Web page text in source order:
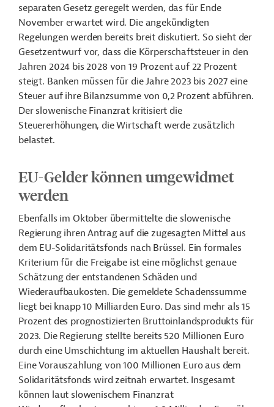
separaten Gesetz geregelt werden, das für Ende
November erwartet wird. Die angekündigten
Regelungen werden bereits breit diskutiert. So sieht der
Gesetzentwurf vor, dass die Körperschaftsteuer in den
Jahren 2024 bis 2028 von 19 Prozent auf 22 Prozent
steigt. Banken müssen für die Jahre 2023 bis 2027 eine
Steuer auf ihre Bilanzsumme von 0,2 Prozent abführen.
Der slowenische Finanzrat kritisiert die
Steuererhöhungen, die Wirtschaft werde zusätzlich
belastet.
EU-Gelder können umgewidmet
werden
Ebenfalls im Oktober übermittelte die slowenische
Regierung ihren Antrag auf die zugesagten Mittel aus
dem EU-Solidaritätsfonds nach Brüssel. Ein formales
Kriterium für die Freigabe ist eine möglichst genaue
Schätzung der entstandenen Schäden und
Wiederaufbaukosten. Die gemeldete Schadenssumme
liegt bei knapp 10 Milliarden Euro. Das sind mehr als 15
Prozent des prognostizierten Bruttoinlandsprodukts für
2023. Die Regierung stellte bereits 520 Millionen Euro
durch eine Umschichtung im aktuellen Haushalt bereit.
Eine Vorauszahlung von 100 Millionen Euro aus dem
Solidaritätsfonds wird zeitnah erwartet. Insgesamt
können laut slowenischem Finanzrat